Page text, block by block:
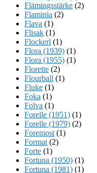
Flämingsstärke (2)
Flaminia (2)
Flava (1)
Flisak (1)
Flockerl (1)
Flora (1939) (1)
Flora (1955) (1)
Florette (2)
Flourball (1)
Fluke (1)
Foka (1)
Folva (1)
Forelle (1951) (1)
Forelle (1979) (2)
Foremost (1)
Format (2)
Forte (1)
Fortuna (1950) (1)
Fortuna (1981) (1)